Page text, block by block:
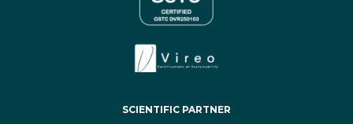
SCIENTIFIC PARTNER